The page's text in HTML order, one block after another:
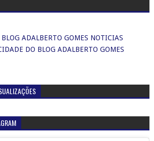
ADALBERTO GOMES NOTICIAS
DO BLOG ADALBERTO GOMES